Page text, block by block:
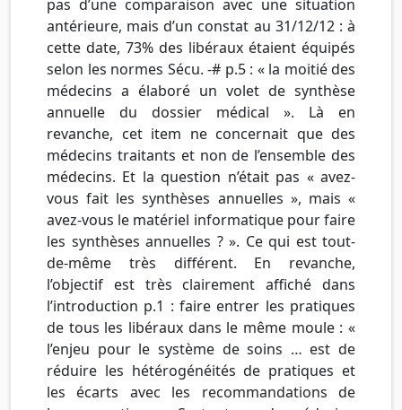
pas d’une comparaison avec une situation
antérieure, mais d’un constat au 31/12/12 : à
cette date, 73% des libéraux étaient équipés
selon les normes Sécu. -# p.5 : « la moitié des
médecins a élaboré un volet de synthèse
annuelle du dossier médical ». Là en
revanche, cet item ne concernait que des
médecins traitants et non de l’ensemble des
médecins. Et la question n’était pas « avez-
vous fait les synthèses annuelles », mais «
avez-vous le matériel informatique pour faire
les synthèses annuelles ? ». Ce qui est tout-
de-même très différent. En revanche,
l’objectif est très clairement affiché dans
l’introduction p.1 : faire entrer les pratiques
de tous les libéraux dans le même moule : «
l’enjeu pour le système de soins … est de
réduire les hétérogénéités de pratiques et
les écarts avec les recommandations de